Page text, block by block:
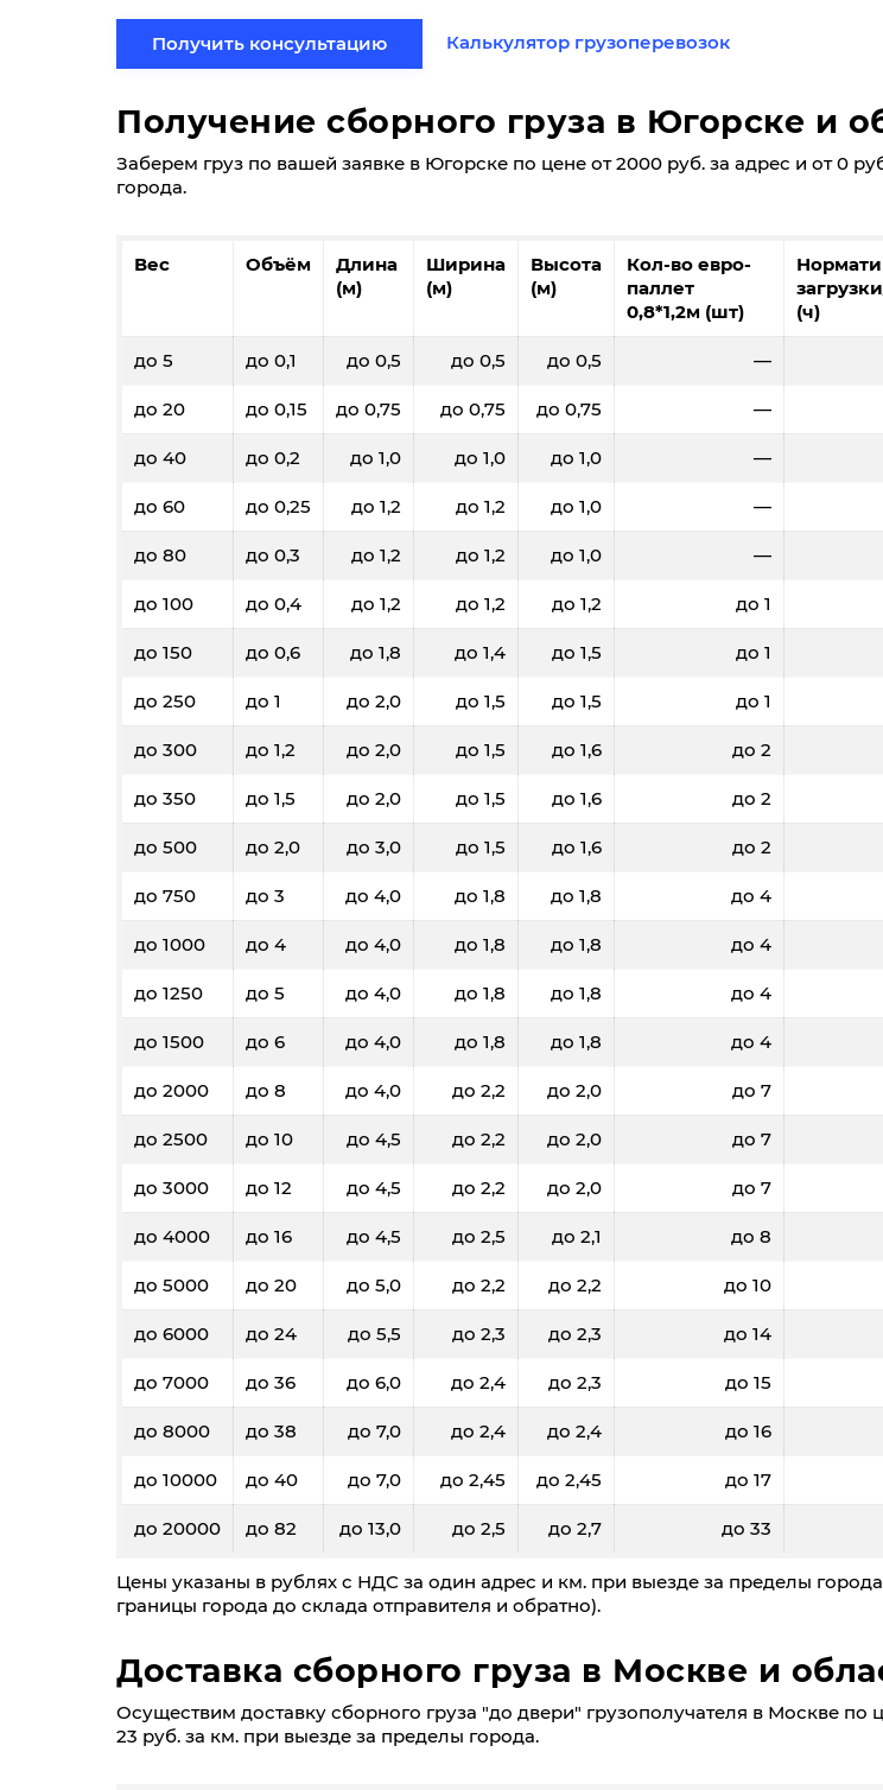
Получить консультацию Калькулятор грузоперевозок
Получение сборного груза в Югорске и
Заберем груз по вашей заявке в Югорске по цене от 2000 руб. за адрес и от 0
города.
Вес Объём
Длина
(м)
Ширина
(м)
Высота
(м)
Кол-во евро-
паллет
0,8*1,2м (шт)
(ч)
до 5 до 0,1 до 0,5 до 0,5 до 0,5 —
до 20 до 0,15 до 0,75 до 0,75 до 0,75 —
до 40 до 0,2 до 1,0 до 1,0 до 1,0 —
до 60 до 0,25 до 1,2 до 1,2 до 1,0 —
до 80 до 0,3 до 1,2 до 1,2 до 1,0 —
до 100 до 0,4 до 1,2 до 1,2 до 1,2 до 1
до 150 до 0,6 до 1,8 до 1,4 до 1,5 до 1
до 250 до 1 до 2,0 до 1,5 до 1,5 до 1
до 300 до 1,2 до 2,0 до 1,5 до 1,6 до 2
до 350 до 1,5 до 2,0 до 1,5 до 1,6 до 2
до 500 до 2,0 до 3,0 до 1,5 до 1,6 до 2
до 750 до 3 до 4,0 до 1,8 до 1,8 до 4
до 1000 до 4 до 4,0 до 1,8 до 1,8 до 4
до 1250 до 5 до 4,0 до 1,8 до 1,8 до 4
до 1500 до 6 до 4,0 до 1,8 до 1,8 до 4
до 2000 до 8 до 4,0 до 2,2 до 2,0 до 7
до 2500 до 10 до 4,5 до 2,2 до 2,0 до 7
до 3000 до 12 до 4,5 до 2,2 до 2,0 до 7
до 4000 до 16 до 4,5 до 2,5 до 2,1 до 8
до 5000 до 20 до 5,0 до 2,2 до 2,2 до 10
до 6000 до 24 до 5,5 до 2,3 до 2,3 до 14
до 7000 до 36 до 6,0 до 2,4 до 2,3 до 15
до 8000 до 38 до 7,0 до 2,4 до 2,4 до 16
до 10000 до 40 до 7,0 до 2,45 до 2,45 до 17
до 20000 до 82 до 13,0 до 2,5 до 2,7 до 33
Цены указаны в рублях с НДС за один адрес и км. при выезде за пределы города
границы города до склада отправителя и обратно).
Доставка сборного груза в Москве и
Осуществим доставку сборного груза "до двери" грузополучателя в Москве по
23 руб. за км. при выезде за пределы города.